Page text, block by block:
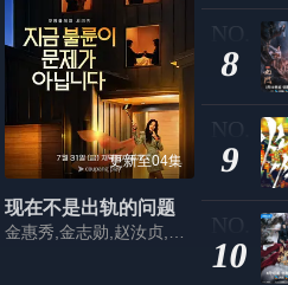
更新至04集
现在不是出轨的问题
8
9
10